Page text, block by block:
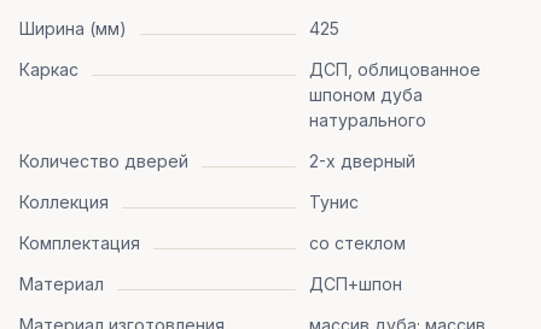
Ширина (мм)
425
Каркас
ДСП, облицованное
шпоном дуба
натурального
Количество дверей
2-х дверный
Коллекция
Тунис
Комплектация
со стеклом
Материал
ДСП+шпон